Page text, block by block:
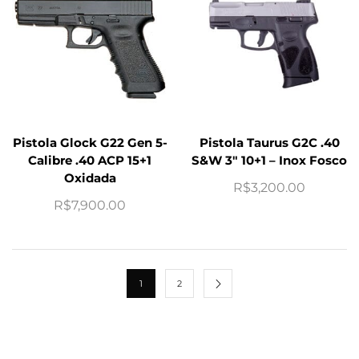
Pistola Glock G22 Gen 5-
Calibre .40 ACP 15+1
Oxidada
R$7,900.00
Pistola Taurus G2C .40
S&W 3″ 10+1 – Inox Fosco
R$3,200.00
1 2